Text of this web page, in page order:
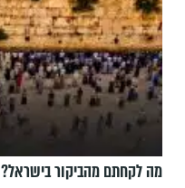
מה לקחתם מהביקור בישראל?